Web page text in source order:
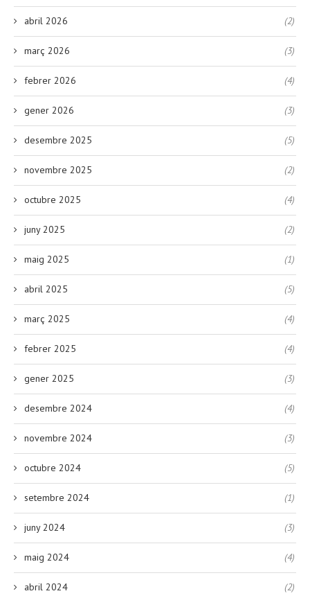
abril 2026 (2)
març 2026 (3)
febrer 2026 (4)
gener 2026 (3)
desembre 2025 (5)
novembre 2025 (2)
octubre 2025 (4)
juny 2025 (2)
maig 2025 (1)
abril 2025 (5)
març 2025 (4)
febrer 2025 (4)
gener 2025 (3)
desembre 2024 (4)
novembre 2024 (3)
octubre 2024 (5)
setembre 2024 (1)
juny 2024 (3)
maig 2024 (4)
abril 2024 (2)